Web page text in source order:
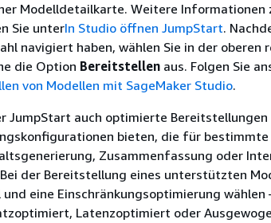
Modelldetailkarte. Weitere Informationen
Sie unterIn Studio öffnen JumpStart.
navigiert haben, wählen Sie in der oberen
die Option Bereitstellen aus. Folgen Sie
von Modellen mit SageMaker Studio.
JumpStart auch optimierte Bereitstellungen
bieten, die für bestimmte
Zusammenfassung oder
der Bereitstellung eines unterstützten
eine Einschränkungsoptimierung
Latenzoptimiert oder